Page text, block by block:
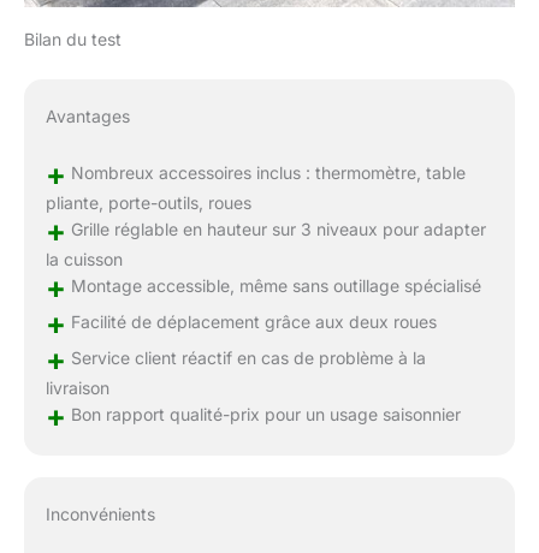
Bilan du test
Avantages
+ Nombreux accessoires inclus : thermomètre, table
pliante, porte-outils, roues
+ Grille réglable en hauteur sur 3 niveaux pour adapter
la cuisson
+ Montage accessible, même sans outillage spécialisé
+ Facilité de déplacement grâce aux deux roues
+ Service client réactif en cas de problème à la
livraison
+ Bon rapport qualité-prix pour un usage saisonnier
Inconvénients